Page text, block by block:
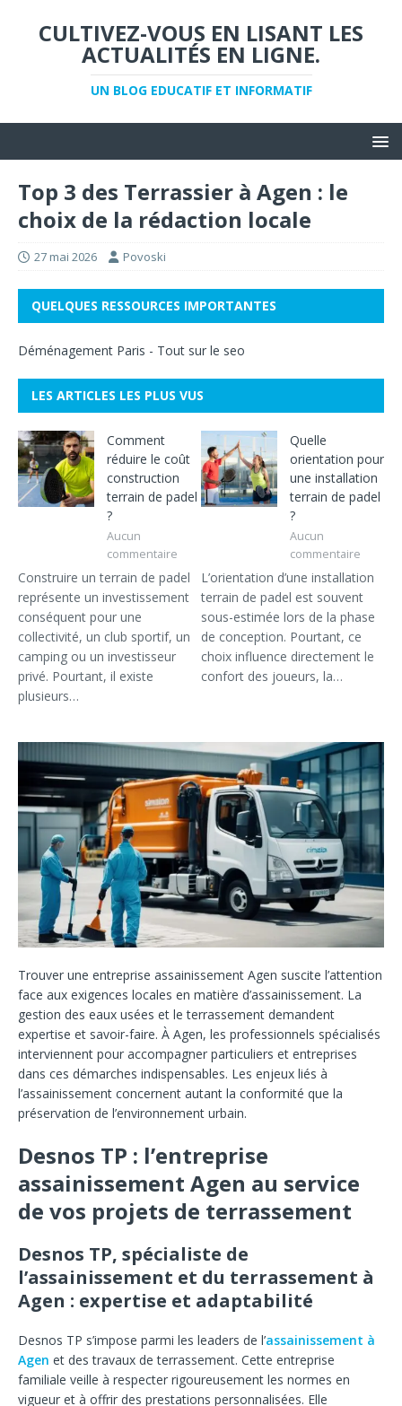
CULTIVEZ-VOUS EN LISANT LES
ACTUALITÉS EN LIGNE.
UN BLOG EDUCATIF ET INFORMATIF
Top 3 des Terrassier à Agen : le
choix de la rédaction locale
27 mai 2026 Povoski
QUELQUES RESSOURCES IMPORTANTES
Déménagement Paris - Tout sur le seo
LES ARTICLES LES PLUS VUS
Comment
réduire le coût
construction
terrain de padel
?
Aucun
commentaire
Construire un terrain de padel
représente un investissement
conséquent pour une
collectivité, un club sportif, un
camping ou un investisseur
privé. Pourtant, il existe
plusieurs…
Quelle
orientation pour
une installation
terrain de padel
?
Aucun
commentaire
L’orientation d’une installation
terrain de padel est souvent
sous-estimée lors de la phase
de conception. Pourtant, ce
choix influence directement le
confort des joueurs, la…
Trouver une entreprise assainissement Agen suscite l’attention
face aux exigences locales en matière d’assainissement. La
gestion des eaux usées et le terrassement demandent
expertise et savoir-faire. À Agen, les professionnels spécialisés
interviennent pour accompagner particuliers et entreprises
dans ces démarches indispensables. Les enjeux liés à
l’assainissement concernent autant la conformité que la
préservation de l’environnement urbain.
Desnos TP : l’entreprise
assainissement Agen au service
de vos projets de terrassement
Desnos TP, spécialiste de
l’assainissement et du terrassement à
Agen : expertise et adaptabilité
Desnos TP s’impose parmi les leaders de l’assainissement à
Agen et des travaux de terrassement. Cette entreprise
familiale veille à respecter rigoureusement les normes en
vigueur et à offrir des prestations personnalisées. Elle